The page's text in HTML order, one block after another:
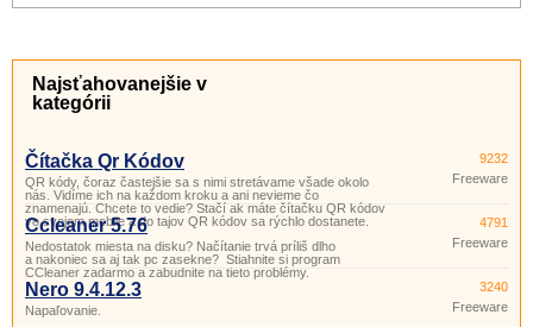
Najsťahovanejšie v
kategórii
Čítačka Qr Kódov
QR kódy, čoraz častejšie sa s nimi stretávame všade okolo
nás. Vidíme ich na každom kroku a ani nevieme čo
znamenajú. Chcete to vedie? Stačí ak máte čítačku QR kódov
vo svojom mobile a do tajov QR kódov sa rýchlo dostanete.
9232
Freeware
Ccleaner 5.76
Nedostatok miesta na disku? Načítanie trvá príliš dlho
a nakoniec sa aj tak pc zasekne? Stiahnite si program
CCleaner zadarmo a zabudnite na tieto problémy.
4791
Freeware
Nero 9.4.12.3
Napaľovanie.
3240
Freeware